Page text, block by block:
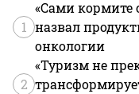
1
«Сами кормите
назвал
онкологии
2
«Туризм не